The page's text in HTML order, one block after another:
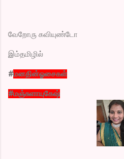
வேறோரு கவியுண்டோ
இம்தமிழில்
#மனதின்ஓசைகள்
#மஞ்சுளாயுகேஷ்